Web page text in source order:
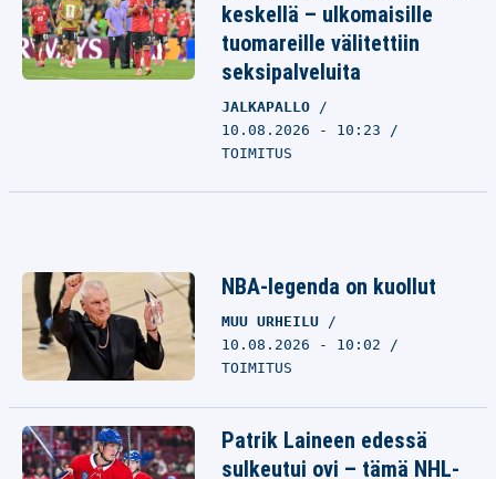
keskellä – ulkomaisille
tuomareille välitettiin
seksipalveluita
JALKAPALLO
10.08.2026 - 10:23
TOIMITUS
NBA-legenda on kuollut
MUU URHEILU
10.08.2026 - 10:02
TOIMITUS
Patrik Laineen edessä
sulkeutui ovi – tämä NHL-